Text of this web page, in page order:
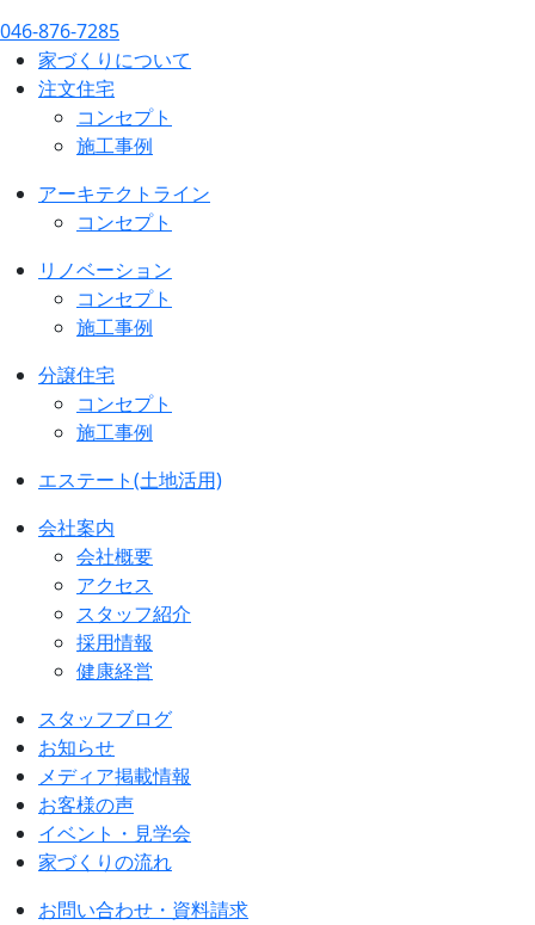
046-876-7285
家づくりについて
注文住宅
コンセプト
施工事例
アーキテクトライン
コンセプト
リノベーション
コンセプト
施工事例
分譲住宅
コンセプト
施工事例
エステート(土地活用)
会社案内
会社概要
アクセス
スタッフ紹介
採用情報
健康経営
スタッフブログ
お知らせ
メディア掲載情報
お客様の声
イベント・見学会
家づくりの流れ
お問い合わせ・資料請求